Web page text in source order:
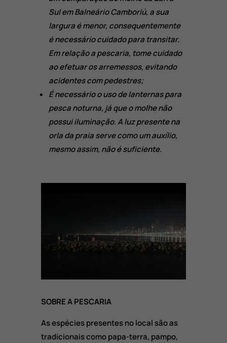
Sul em Balneário Camboriú, a sua
largura é menor, consequentemente
é necessário cuidado para transitar.
Em relação a pescaria, tome cuidado
ao efetuar os arremessos, evitando
acidentes com pedestres;
É necessário o uso de lanternas para
pesca noturna, já que o molhe não
possui iluminação. A luz presente na
orla da praia serve como um auxílio,
mesmo assim, não é suficiente.
SOBRE A PESCARIA
As espécies presentes no local são as
tradicionais como papa-terra, pampo,